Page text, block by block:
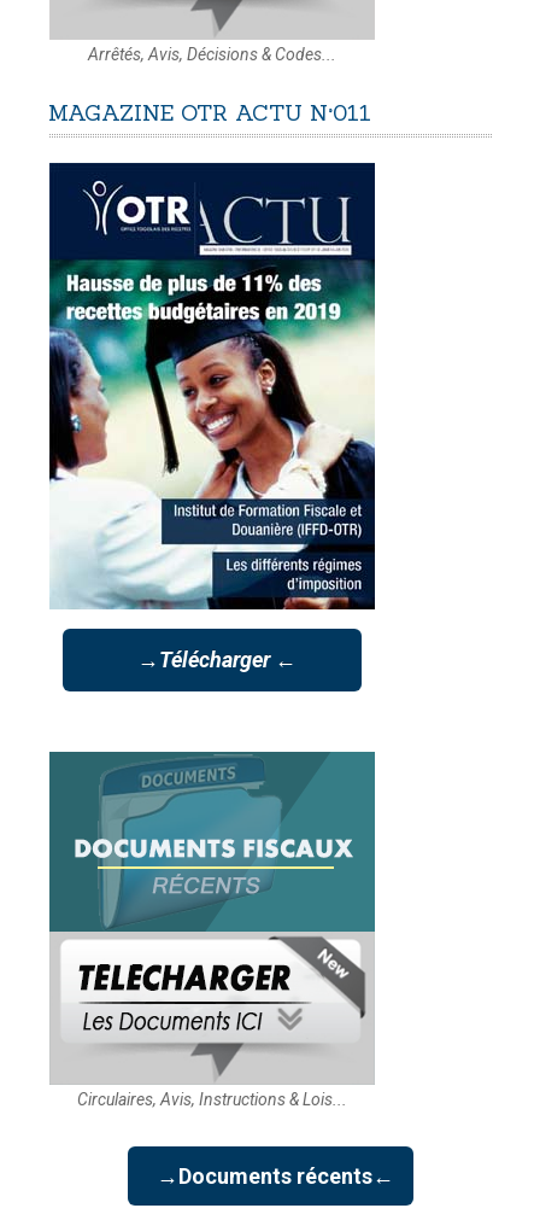
Arrêtés, Avis, Décisions & Codes...
MAGAZINE OTR ACTU N°011
→Télécharger ←
Circulaires, Avis, Instructions & Lois...
→Documents récents←